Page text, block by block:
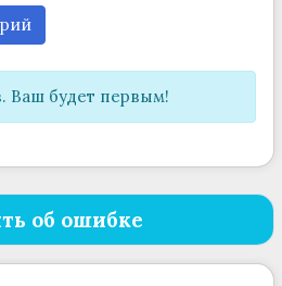
Ваш будет первым!
об ошибке